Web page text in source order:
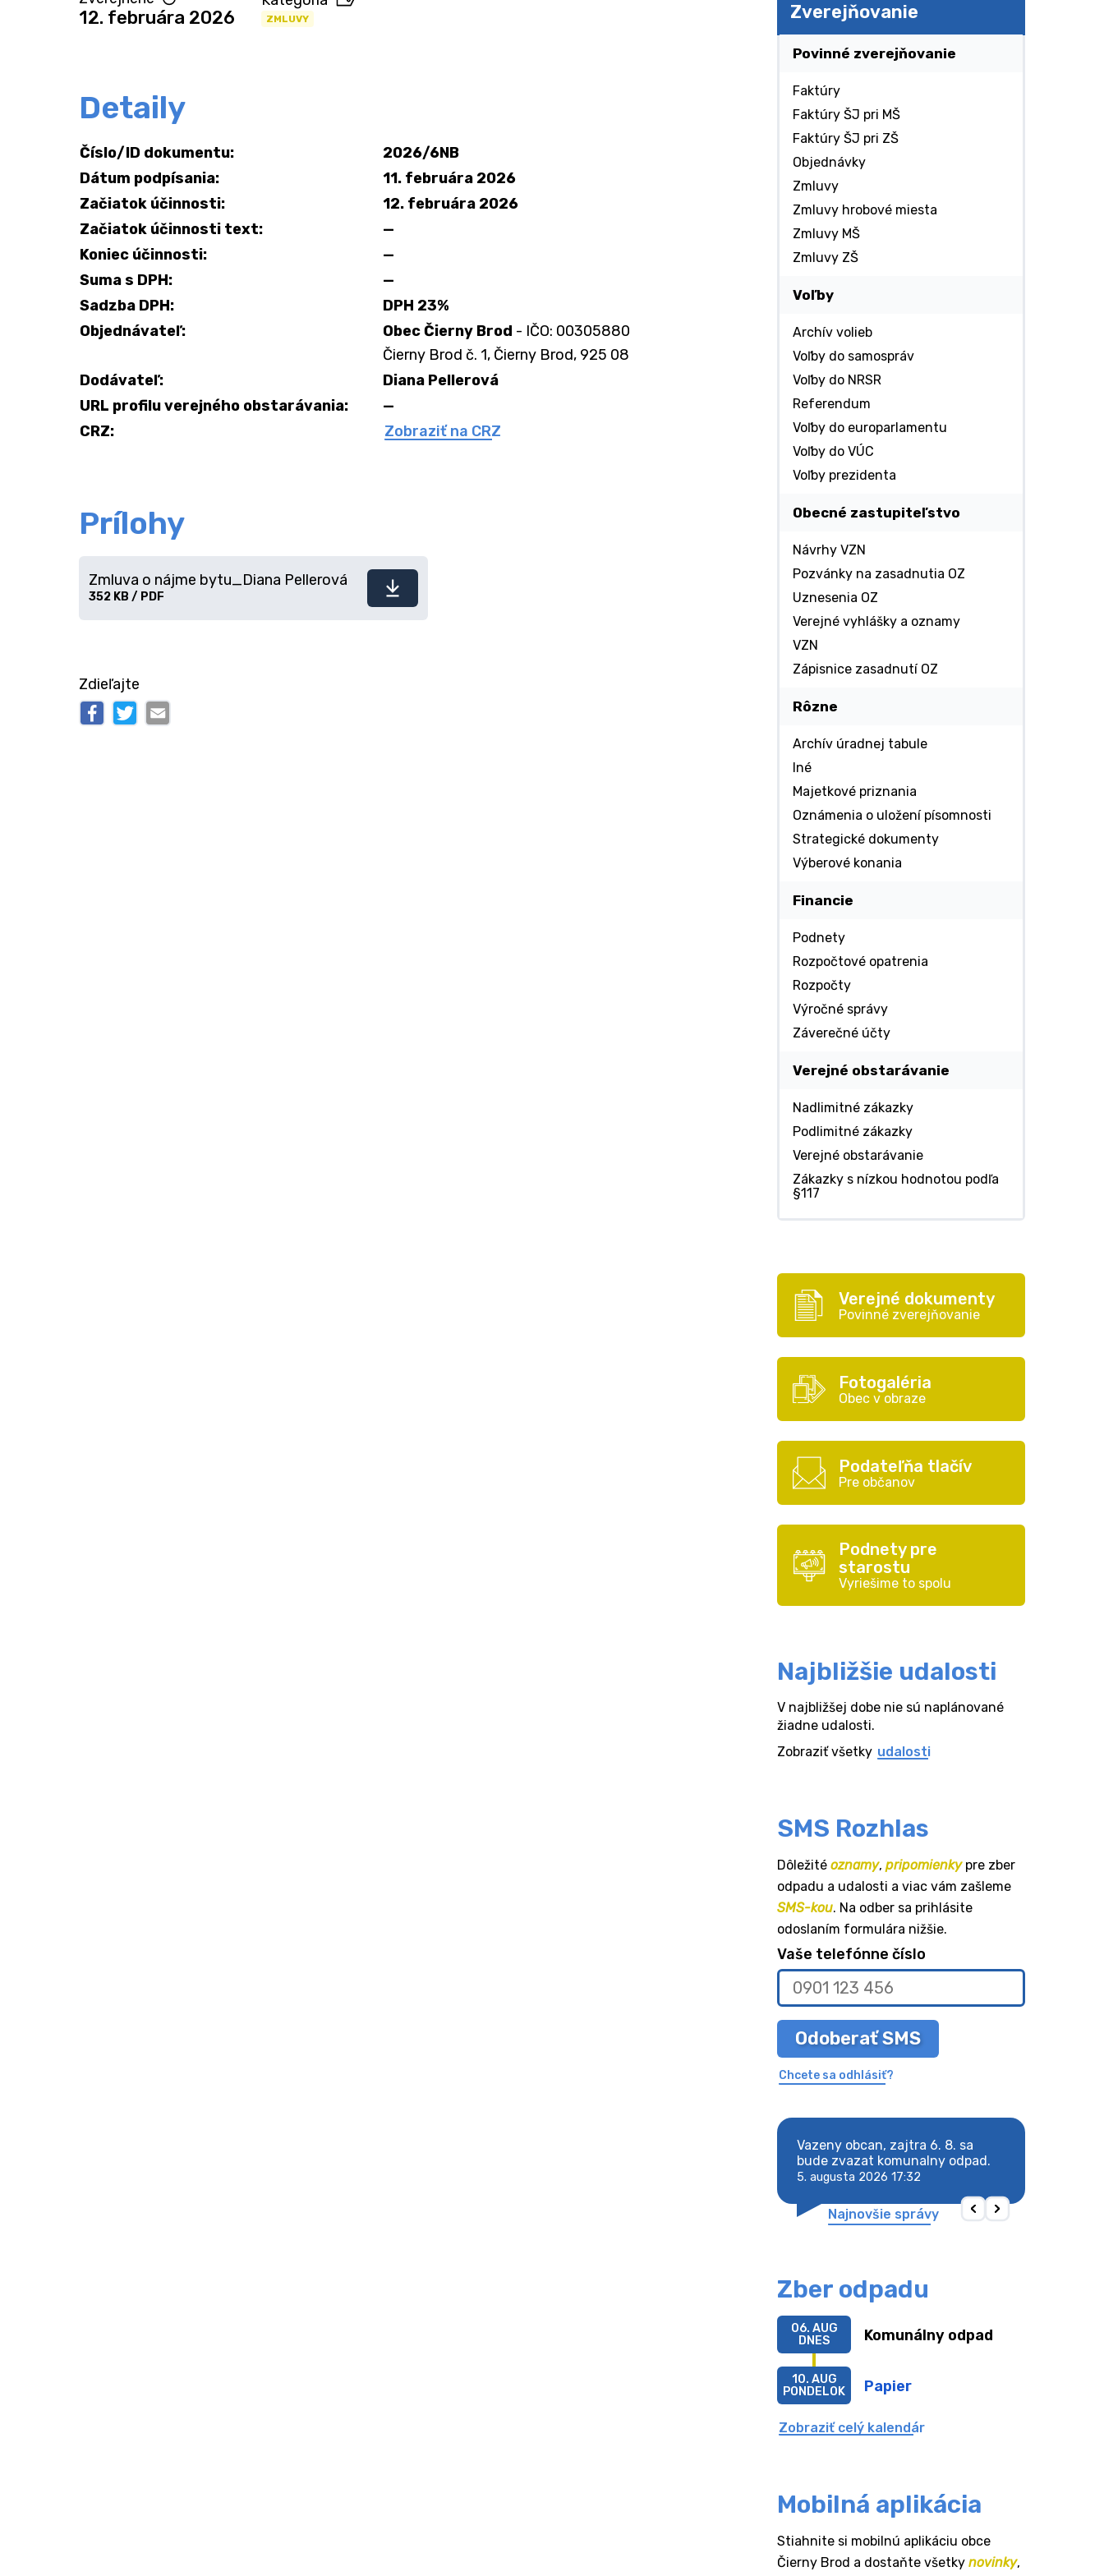
12. februára 2026 ZMLUVY
Detaily
Číslo/ID dokumentu:
2026/6NB
Dátum podpísania:
11. februára 2026
Začiatok účinnosti:
12. februára 2026
Začiatok účinnosti text:
—
Koniec účinnosti:
—
Suma s DPH:
—
Sadzba DPH:
DPH 23%
Objednávateľ:
Obec Čierny Brod - IČO: 00305880
Čierny Brod č. 1, Čierny Brod, 925 08
Dodávateľ:
Diana Pellerová
URL profilu verejného obstarávania:
—
CRZ:
Zobraziť na CRZ
Prílohy
Stiahnuť
Zmluva o nájme bytu_Diana Pellerová
352 KB / PDF
Zdieľajte
Zverejňovanie
Povinné zverejňovanie
Faktúry
Faktúry ŠJ pri MŠ
Faktúry ŠJ pri ZŠ
Objednávky
Zmluvy
Zmluvy hrobové miesta
Zmluvy MŠ
Zmluvy ZŠ
Voľby
Archív volieb
Voľby do samospráv
Voľby do NRSR
Referendum
Voľby do europarlamentu
Voľby do VÚC
Voľby prezidenta
Obecné zastupiteľstvo
Návrhy VZN
Pozvánky na zasadnutia OZ
Uznesenia OZ
Verejné vyhlášky a oznamy
VZN
Zápisnice zasadnutí OZ
Rôzne
Archív úradnej tabule
Iné
Majetkové priznania
Oznámenia o uložení písomnosti
Strategické dokumenty
Výberové konania
Financie
Podnety
Rozpočtové opatrenia
Rozpočty
Výročné správy
Záverečné účty
Verejné obstarávanie
Nadlimitné zákazky
Podlimitné zákazky
Verejné obstarávanie
Zákazky s nízkou hodnotou podľa
§117
Verejné dokumenty
Povinné zverejňovanie
Fotogaléria
Obec v obraze
Podateľňa tlačív
Pre občanov
Podnety pre
starostu
Vyriešime to spolu
Najbližšie udalosti
V najbližšej dobe nie sú naplánované
žiadne udalosti.
Zobraziť všetky udalosti
SMS Rozhlas
Dôležité oznamy, pripomienkypre zber
odpadu a udalosti a viac vám zašleme
SMS-kou. Na odber sa prihlásite
odoslaním formulára nižšie.
Vaše telefónne číslo
Odoberať SMS
Chcete sa odhlásiť?
Vazeny obcan, zajtra 6. 8. sa
bude zvazat komunalny odpad.
5. augusta 2026 17:32
Najnovšie správy
Zber odpadu
Komunálny odpad
06. AUG
DNES
Papier
10. AUG
PONDELOK
Zobraziť celý kalendár
Mobilná aplikácia
Stiahnite si mobilnú aplikáciu obce
Čierny Brod a dostaňte všetky novinky,